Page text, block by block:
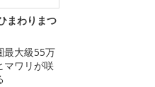
まわりまつ
最大級55万
マワリが咲